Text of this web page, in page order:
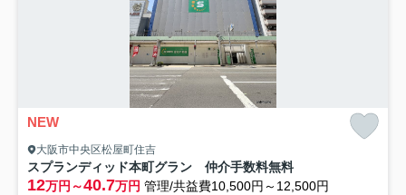
NEW
大阪市中央区松屋町住吉
スプランディッド本町グラン 仲介手数料無料
12万円～40.7万円 管理/共益費10,500円～12,500円